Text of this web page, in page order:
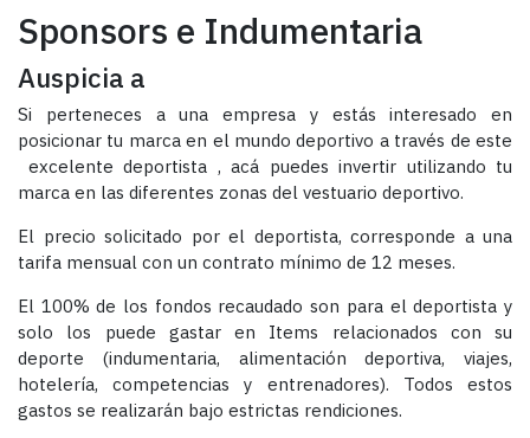
Sponsors e Indumentaria
Auspicia a
Si perteneces a una empresa y estás interesado en
posicionar tu marca en el mundo deportivo a través de este
excelente deportista , acá puedes invertir utilizando tu
marca en las diferentes zonas del vestuario deportivo.
El precio solicitado por el deportista, corresponde a una
tarifa mensual con un contrato mínimo de 12 meses.
El 100% de los fondos recaudado son para el deportista y
solo los puede gastar en Items relacionados con su
deporte (indumentaria, alimentación deportiva, viajes,
hotelería, competencias y entrenadores). Todos estos
gastos se realizarán bajo estrictas rendiciones.